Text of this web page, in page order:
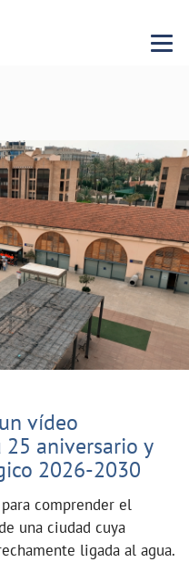
Menu
vídeo
aniversario y
2026-2030
comprender el
una ciudad cuya
ligada al agua.